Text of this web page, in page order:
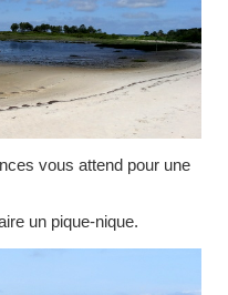
vous attend pour une
un pique-nique.